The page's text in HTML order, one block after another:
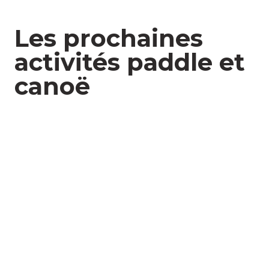
Les prochaines
activités paddle et
canoë